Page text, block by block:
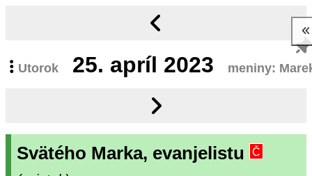
Utorok 25. apríl 2023 meniny:
Svätého Marka, evanjelistu Č